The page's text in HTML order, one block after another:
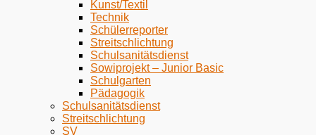
Kunst/Textil
Technik
Schülerreporter
Streitschlichtung
Schulsanitätsdienst
Sowiprojekt – Junior Basic
Schulgarten
Pädagogik
Schulsanitätsdienst
Streitschlichtung
SV